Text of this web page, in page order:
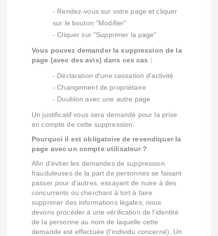
- Rendez-vous sur votre page et cliquer
sur le bouton "Modifier"
- Cliquer sur "Supprimer la page"
Vous pouvez demander la suppression de la
page (avec des avis) dans ces cas :
- Déclaration d′une cessation d′activité
- Changement de propriétaire
- Doublon avec une autre page
Un justificatif vous sera demandé pour la prise
en compte de cette suppression.
Pourquoi il est obligatoire de revendiquer la
page avec un compte utilisateur ?
Afin d'éviter les demandes de suppression
frauduleuses de la part de personnes se faisant
passer pour d'autres, essayant de nuire à des
concurrents ou cherchant à tort à faire
supprimer des informations légales, nous
devons procéder à une vérification de l'identité
de la personne au nom de laquelle cette
demande est effectuée (l'individu concerné). Un